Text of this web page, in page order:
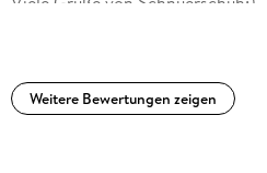
Weitere Bewertungen zeigen